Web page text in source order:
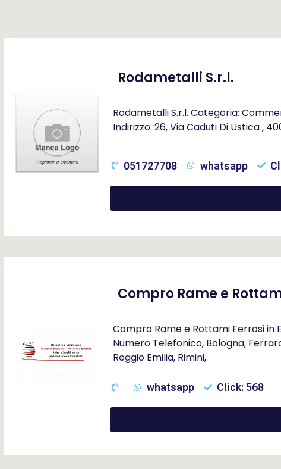
Rodametalli S.r.l.
Rodametalli S.r.l. Categoria:
Indirizzo: 26, Via Caduti Di Ustica ,
051727708 whatsapp
Compro Rame e
Compro Rame e Rottami Ferrosi in
Numero Telefonico, Bologna,
Reggio Emilia, Rimini,
whatsapp Click: 568